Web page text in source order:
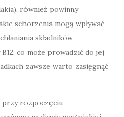
również powinny
schorzenia mogą wpływać
składników
co może prowadzić do jej
zawsze warto zasięgnąć
przy rozpoczęciu